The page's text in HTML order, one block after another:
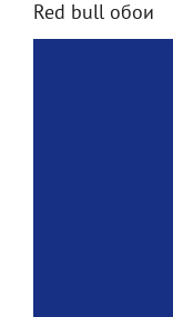
Red bull обои